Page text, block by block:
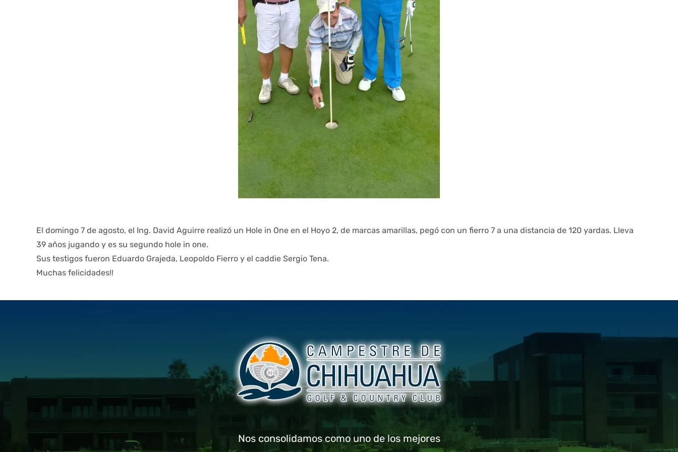
El domingo 7 de agosto, el Ing. David Aguirre realizó un Hole in One en el Hoyo 2, de marcas amarillas, pegó con un fierro 7 a una distancia de 120 yardas. Lleva
39 años jugando y es su segundo hole in one.
Sus testigos fueron Eduardo Grajeda, Leopoldo Fierro y el caddie Sergio Tena.
Muchas felicidades!!
Nos consolidamos como uno de los mejores